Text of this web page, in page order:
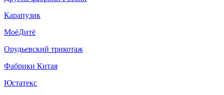
Карапузик
МоёДитё
Орудьевский трикотаж
Фабрики Китая
Юстатекс